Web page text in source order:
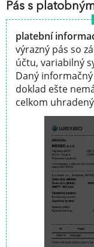
Pás s
platební
výrazný pás so
účtu, variabilný
Daný
doklad ešte
celkom